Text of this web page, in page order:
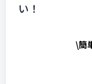
い！
\簡